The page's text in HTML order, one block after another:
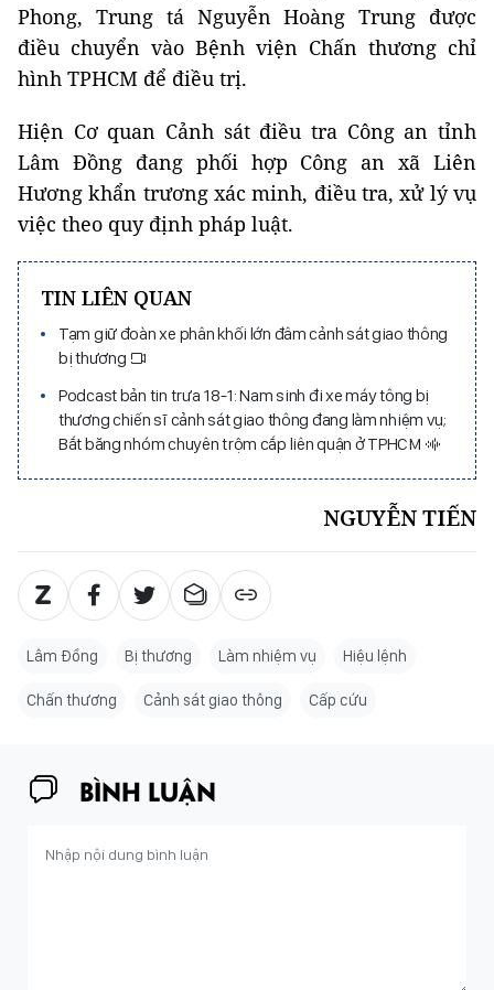
Phong, Trung tá Nguyễn Hoàng Trung được
điều chuyển vào Bệnh viện Chấn thương chỉ
hình TPHCM để điều trị.
Hiện Cơ quan Cảnh sát điều tra Công an tỉnh
Lâm Đồng đang phối hợp Công an xã Liên
Hương khẩn trương xác minh, điều tra, xử lý vụ
việc theo quy định pháp luật.
TIN LIÊN QUAN
Tạm giữ đoàn xe phân khối lớn đâm cảnh sát giao thông
bị thương
Podcast bản tin trưa 18-1: Nam sinh đi xe máy tông bị
thương chiến sĩ cảnh sát giao thông đang làm nhiệm vụ;
Bắt băng nhóm chuyên trộm cắp liên quận ở TPHCM
NGUYỄN TIẾN
Lâm Đồng Bị thương Làm nhiệm vụ Hiệu lệnh
Chấn thương Cảnh sát giao thông Cấp cứu
BÌNH LUẬN